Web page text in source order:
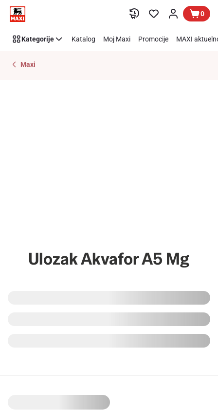
Preskoči link 0
Kategorije Katalog Moj Maxi Promocije MAXI
Maxi
Ulozak Akvafor A5 Mg